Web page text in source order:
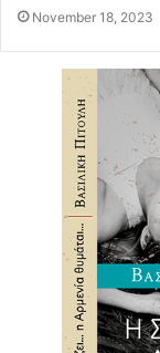
November 18, 2023